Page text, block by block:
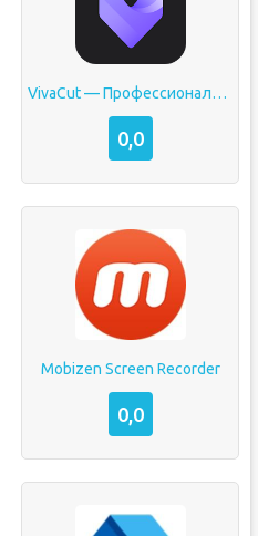
VivaCut — Профессиональный видеоредактор
0,0
Mobizen Screen Recorder
0,0